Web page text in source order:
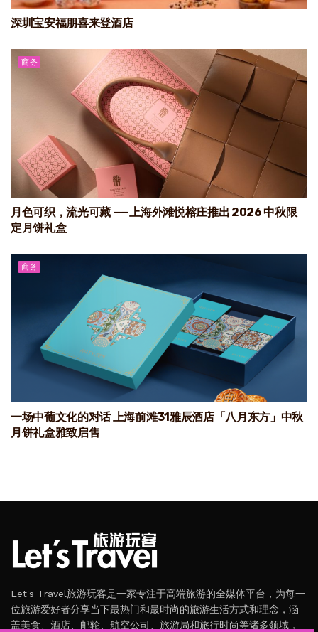
深圳宝安福朋喜来登酒店
商务
月色可织，流光可藏 ——上海外滩悦榕庄推出 2026 中秋限
定月饼礼盒
商务
一场中葡文化的对话 上海前滩31雅辰酒店「八月东方」中秋
月饼礼盒雅致启售
Let's Travel旅游玩客是一家专注于高端旅游的全媒体平台，为每一
位旅游爱好者分享当下最热门和最时尚的旅游生活方式和理念，涵
盖美食、酒店、邮轮、航空公司、旅游局和旅行时尚等诸多领域，